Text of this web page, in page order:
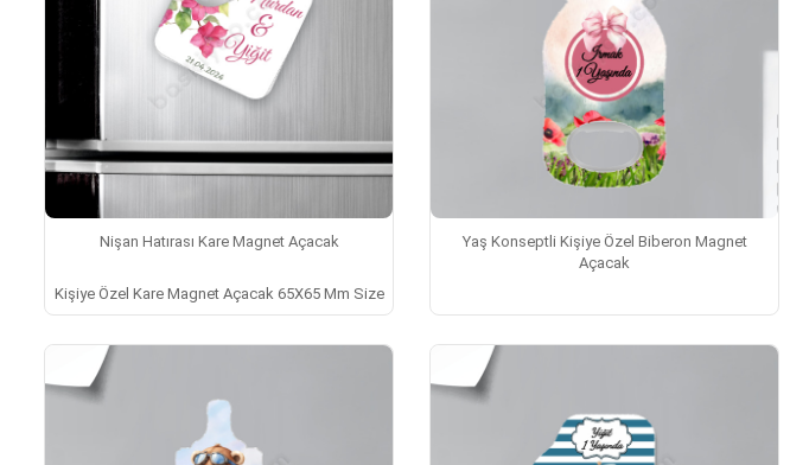
Nişan Hatırası Kare Magnet Açacak
Kişiye Özel Kare Magnet Açacak 65X65 Mm Size
Yaş Konseptli Kişiye Özel Biberon Magnet
Açacak